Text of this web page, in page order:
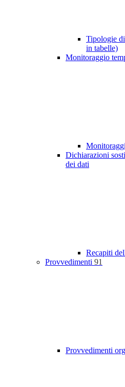
Tipologie
in tabelle)
Monitoraggio
Dichiarazioni
dei dati
Recapiti
Provvedimenti 91
Provvedimenti